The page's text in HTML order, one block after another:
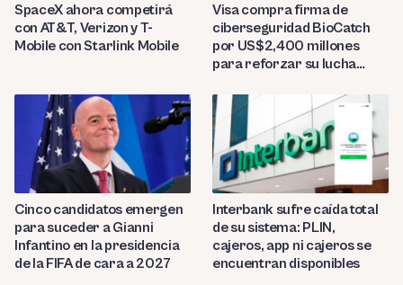
SpaceX ahora competirá
con AT&T, Verizon y T-
Mobile con Starlink Mobile
Visa compra firma de
ciberseguridad BioCatch
por US$2,400 millones
para reforzar su lucha
Cinco candidatos emergen
para suceder a Gianni
Infantino en la presidencia
de la FIFA de cara a 2027
Interbank sufre caída total
de su sistema: PLIN,
cajeros, app ni cajeros se
encuentran disponibles